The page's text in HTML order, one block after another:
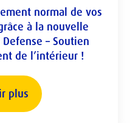
normal de vos
à la nouvelle
– Soutien
de l’intérieur !
plus